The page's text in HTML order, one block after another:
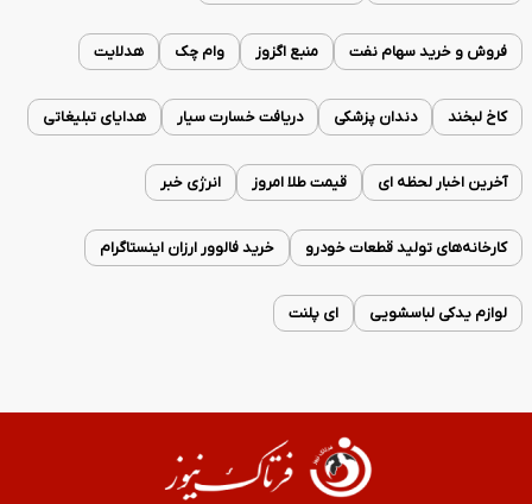
فروش و خرید سهام نفت منبع اگزوز وام چک هدلایت
کاخ لبخند دندان پزشکی دریافت خسارت سیار هدایای تبلیغاتی
آخرین اخبار لحظه ای قیمت طلا امروز انرژی خبر
کارخانه‌های تولید قطعات خودرو خرید فالوور ارزان اینستاگرام
لوازم یدکی لباسشویی ای پلنت